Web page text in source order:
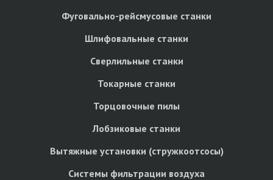
Фуговально-рейсмусовые станки
Шлифовальные станки
Сверлильные станки
Токарные станки
Торцовочные пилы
Лобзиковые станки
Вытяжные установки (стружкоотсосы)
Системы фильтрации воздуха